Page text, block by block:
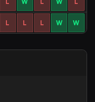
L L L W W